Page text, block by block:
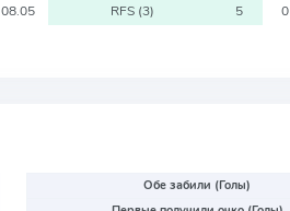
08.05 RFS (3) 5 0
Обе забили (Голы)